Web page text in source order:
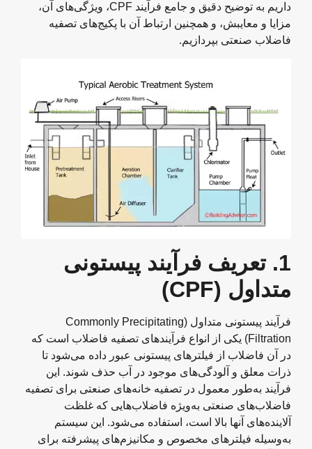
داریم به توضیح دقیق و جامع فرآیند CPF، ویژگی‌های آن،
مزایا و معایبش، و همچنین ارتباط آن با پکیج‌های تصفیه
فاضلاب صنعتی بپردازیم.
1.
تعریف فرآیند پیستونی
متداول(CPF)
فرآیند پیستونی متداول (Commonly Precipitating
Filtration) یکی از انواع فرآیندهای تصفیه فاضلاب است که
در آن فاضلاب از فیلترهای پیستونی عبور داده می‌شود تا
ذرات معلق و آلودگی‌های موجود در آب حذف شوند. این
فرآیند به‌طور معمول در تصفیه خانه‌های صنعتی برای تصفیه
فاضلاب‌های صنعتی به‌ویژه فاضلاب‌هایی که غلظت
آلاینده‌های آنها بالا است، استفاده می‌شود. این سیستم
به‌وسیله فیلترهای مخصوص و مکانیزم‌های پیشرفته برای